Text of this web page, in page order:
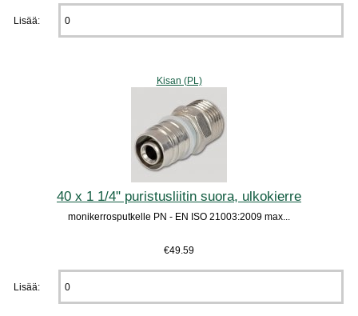
Lisää:
Kisan (PL)
40 x 1 1/4" puristusliitin suora, ulkokierre
monikerrosputkelle PN - EN ISO 21003:2009 max...
€49.59
Lisää: